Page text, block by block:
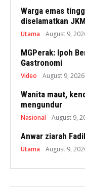
Warga emas
diselamatkan JKM
Utama August 9,
MGPerak: Ipoh
Gastronomi
Video August 9, 2026
Wanita maut,
mengundur
Nasional August 9,
Anwar ziarah
Utama August 9,